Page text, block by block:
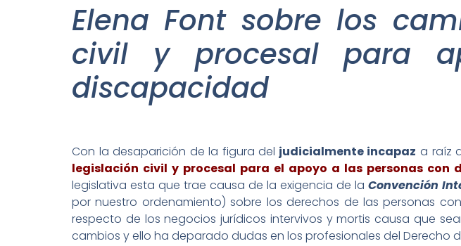
Elena Font sobre los
civil y procesal para
discapacidad
Con la desaparición de la figura del judicialmente incapaz a raíz
legislación civil y procesal para el apoyo a las personas
legislativa esta que trae causa de la exigencia de laConvención
por nuestro ordenamiento) sobre los derechos de las personas
respecto de los negocios jurídicos intervivos y mortis causa que
cambios y ello ha deparado dudas en los profesionales del Derecho